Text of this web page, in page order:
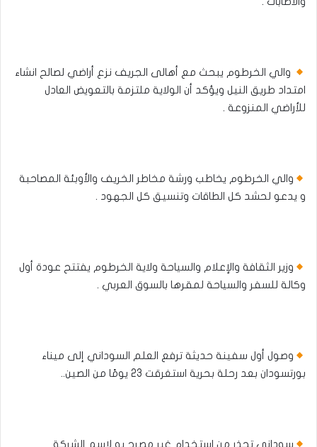
والي الخرطوم يبحث مع أهالى الجريف نزع أراضي لصالح انشاء
امتداد طريق النيل ويؤكد أن الولاية ملتزمة بالتعويض العادل
للأراضي المنزوعة .
والي الخرطوم يخاطب ورشة مخاطر الخريف والأوبئة المصاحبة
و يدعو لحشد كل الطاقات وتنسيق كل الجهود .
وزير الثقافة والإعلام والسياحة ولاية الخرطوم يفتتح عودة أول
وكالة للسفر والسياحة لمقرها بالسوق العربي .
وصول أول سفينة حديثة ترفع العلم السوداني إلى ميناء
بورتسودان بعد رحلة بحرية استغرقت 23 يومًا من الصين..
سوداني تحذر من استخدام غير مصرح به لاسم الشركة